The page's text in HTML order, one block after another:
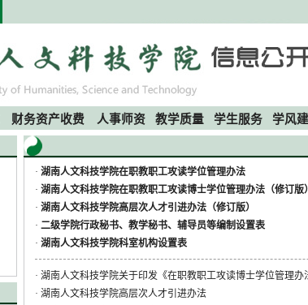
财务资产收费 人事师资 教学质量 学生服务 学风
· 湖南人文科技学院在职教职工攻读学位管理办法
· 湖南人文科技学院在职教职工攻读博士学位管理办法（修订版）
· 湖南人文科技学院高层次人才引进办法（修订版）
· 二级学院行政秘书、教学秘书、辅导员等编制设置表
· 湖南人文科技学院科室机构设置表
· 湖南人文科技学院关于印发《在职教职工攻读博士学位管理办
· 湖南人文科技学院高层次人才引进办法